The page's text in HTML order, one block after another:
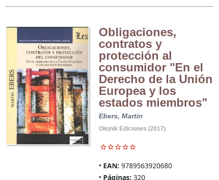
Obligaciones,
contratos y
protección al
consumidor "En el
Derecho de la Unión
Europea y los
estados miembros"
Ebers, Martin
Olejnik Ediciones (2017)
EAN: 9789563920680
Páginas: 320